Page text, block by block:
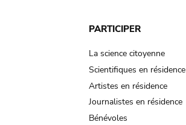
PARTICIPER
La science citoyenne
Scientifiques en résidence
Artistes en résidence
Journalistes en résidence
Bénévoles